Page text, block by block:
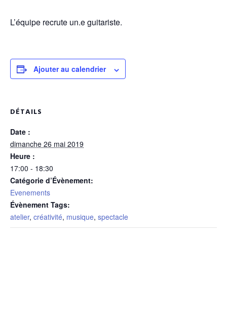
L’équipe recrute un.e guitariste.
Ajouter au calendrier
DÉTAILS
Date :
dimanche 26 mai 2019
Heure :
17:00 - 18:30
Catégorie d’Évènement:
Evenements
Évènement Tags:
atelier, créativité, musique, spectacle